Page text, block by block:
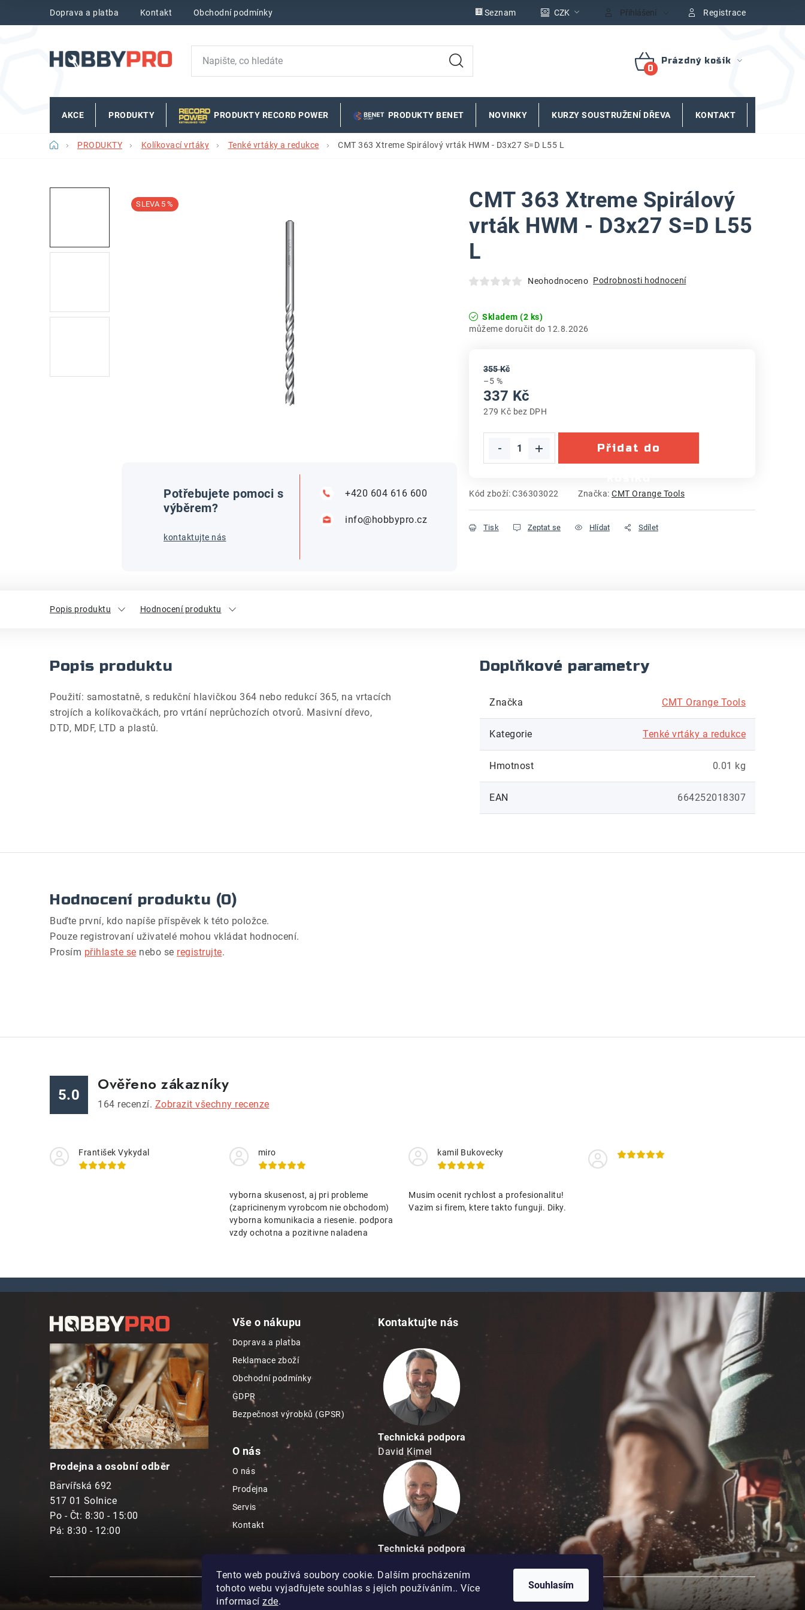
Tento web používá soubory cookie. Dalším procházením
tohoto webu vyjadřujete souhlas s jejich používáním.. Více
informací zde.
Souhlasím
Doprava a platba Kontakt Obchodní podmínky Seznam CZK Přihlášení Registrace
NÁKUPNÍ
Prázdný košík
AKCE PRODUKTY PRODUKTY RECORD POWER PRODUKTY BENET NOVINKY KURZY SOUSTRUŽENÍ DŘEVA KONTAKT
DomůPRODUKTY Kolíkovací vrtáky Tenké vrtáky a redukce CMT 363 Xtreme Spirálový vrták HWM - D3x27 S=D L55 L
CMT 363 Xtreme Spirálový
vrták HWM - D3x27 S=D L55
L
Neohodnoceno Podrobnosti hodnocení
Skladem (2 ks)
12.8.2026
355 Kč
–5 %
337 Kč
279 Kč bez DPH
Přidat do
Kód zboží:C36303022 Značka: CMT Orange Tools
Tisk Zeptat se Hlídat Sdílet
5 %
Potřebujete pomoci s
výběrem?
kontaktujte nás
+420 604 616 600
info@hobbypro.cz
Popis produktu Hodnocení produktu
Popis produktu
Použití: samostatně, s redukční hlavičkou 364 nebo redukcí 365, na vrtacích
strojích a kolíkovačkách, pro vrtání neprůchozích otvorů. Masivní dřevo,
DTD, MDF, LTD a plastů.
Doplňkové parametry
Značka CMT Orange Tools
Kategorie Tenké vrtáky a redukce
Hmotnost 0.01 kg
EAN 664252018307
Hodnocení produktu (0)
Buďte první, kdo napíše příspěvek k této položce.
Pouze registrovaní uživatelé mohou vkládat hodnocení.
Prosím přihlaste se nebo se registrujte.
5.0
Ověřeno zákazníky
164 recenzí. Zobrazit všechny recenze
František Vykydal miro
vyborna skusenost, aj pri probleme
(zapricinenym vyrobcom nie obchodom)
vyborna komunikacia a riesenie. podpora
vzdy ochotna a pozitivne naladena
kamil Bukovecky
Musim ocenit rychlost a profesionalitu!
Vazim si firem, ktere takto funguji. Diky.
Z
Prodejna a osobní odběr
Barvířská 692
517 01 Solnice
Po - Čt: 8:30 - 15:00
Pá: 8:30 - 12:00
Vše o nákupu
Doprava a platba
Reklamace zboží
Obchodní podmínky
GDPR
Bezpečnost výrobků (GPSR)
O nás
O nás
Prodejna
Servis
Kontakt
Kontaktujte nás
Technická podpora
David Kimel
Technická podpora